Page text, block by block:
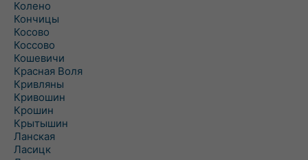
Колено
Кончицы
Косово
Коссово
Кошевичи
Красная Воля
Кривляны
Кривошин
Крошин
Крытышин
Ланская
Ласицк